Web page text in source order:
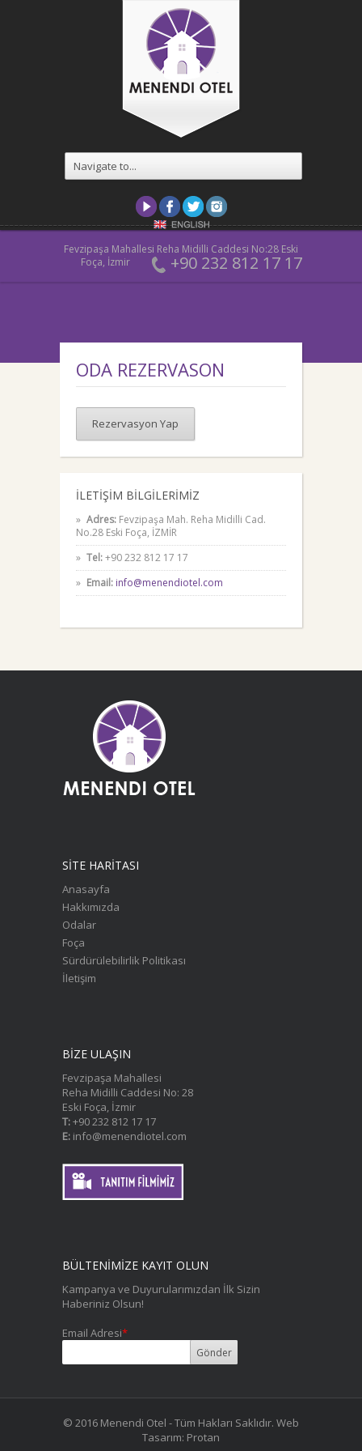
Fevzipaşa Mahallesi Reha Midilli Caddesi No:28 Eski
Foça, İzmir
+90 232 812 17 17
ODA REZERVASON
Rezervasyon Yap
İLETİŞİM BİLGİLERİMİZ
Adres: Fevzipaşa Mah. Reha Midilli Cad.
No.28 Eski Foça, İZMİR
Tel:+90 232 812 17 17
Email: info@menendiotel.com
SITE HARITASI
Anasayfa
Hakkımızda
Odalar
Foça
Sürdürülebilirlik Politikası
İletişim
BİZE ULAŞIN
Fevzipaşa Mahallesi
Reha Midilli Caddesi No: 28
Eski Foça, İzmir
T:+90 232 812 17 17
E: info@menendiotel.com
BÜLTENİMİZE KAYIT OLUN
Kampanya ve Duyurularımızdan İlk Sizin
Haberiniz Olsun!
Email Adresi*
© 2016 Menendi Otel - Tüm Hakları Saklıdır. Web
Tasarım: Protan